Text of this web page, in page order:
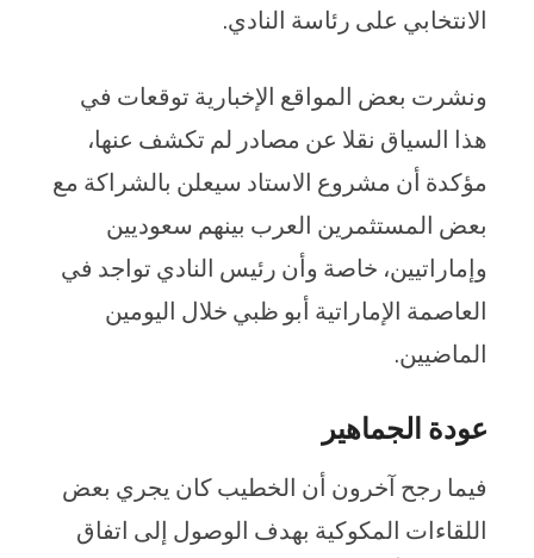
الانتخابي على رئاسة النادي.
ونشرت بعض المواقع الإخبارية توقعات في
هذا السياق نقلا عن مصادر لم تكشف عنها،
مؤكدة أن مشروع الاستاد سيعلن بالشراكة مع
بعض المستثمرين العرب بينهم سعوديين
وإماراتيين، خاصة وأن رئيس النادي تواجد في
العاصمة الإماراتية أبو ظبي خلال اليومين
الماضيين.
عودة الجماهير
فيما رجح آخرون أن الخطيب كان يجري بعض
اللقاءات المكوكية بهدف الوصول إلى اتفاق